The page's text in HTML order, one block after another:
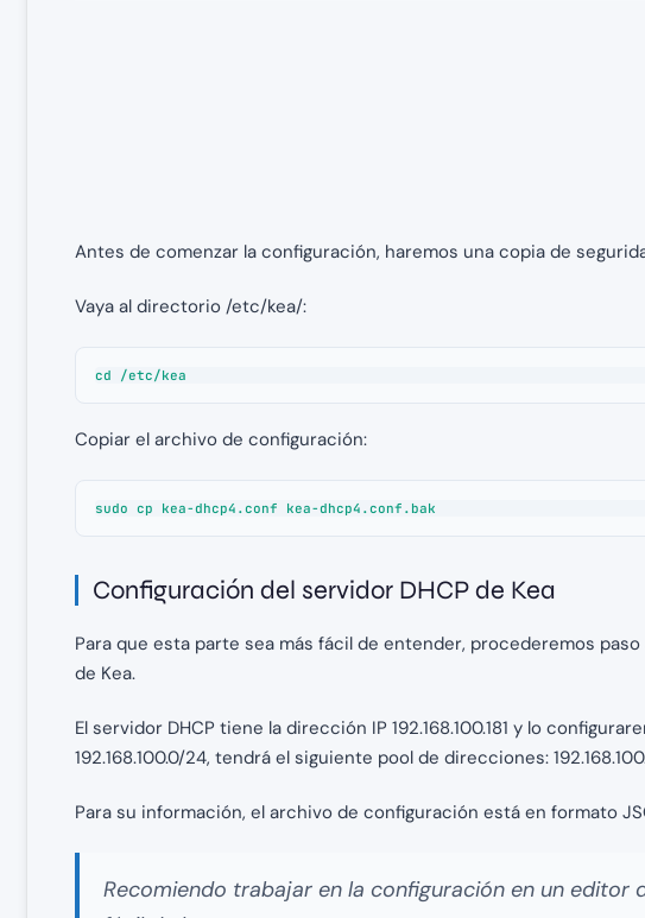
Antes de comenzar la configuración, haremos una copia de
Vaya al directorio /etc/kea/:
cd /etc/kea
Copiar el archivo de configuración:
sudo cp kea-dhcp4.conf kea-dhcp4.conf.bak
Configuración del servidor DHCP de Kea
Para que esta parte sea más fácil de entender, procederemos
de Kea.
El servidor DHCP tiene la dirección IP 192.168.100.181 y lo
192.168.100.0/24, tendrá el siguiente pool de direcciones:
Para su información, el archivo de configuración está en formato
Recomiendo trabajar en la configuración en un editor